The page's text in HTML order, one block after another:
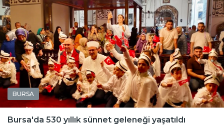
BURSA
Bursa'da 530 yıllık sünnet geleneği yaşatıldı